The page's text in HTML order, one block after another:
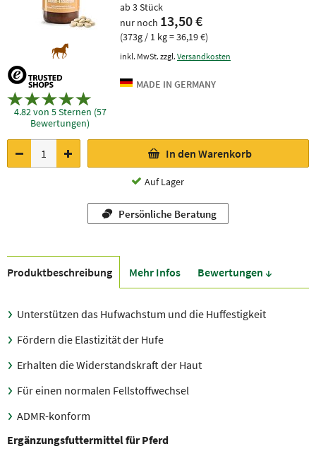
4.82 von 5 Sternen (57
Bewertungen)
ab 3 Stück
nur noch 13,50 €
(373g / 1 kg = 36,19 €)
inkl. MwSt. zzgl. Versandkosten
In den Warenkorb
Auf Lager
Persönliche Beratung
Produkt­beschreibung Mehr Infos Bewer­tungen ↓
Unterstützen das Hufwachstum und die Huffestigkeit
Fördern die Elastizität der Hufe
Erhalten die Widerstandskraft der Haut
Für einen normalen Fellstoffwechsel
ADMR-konform
Ergänzungsfuttermittel für Pferd